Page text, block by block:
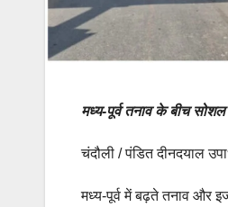
मध्य-पूर्व तनाव के बीच
चंदौली / पंडित दीनदयाल
मध्य-पूर्व में बढ़ते तनाव और